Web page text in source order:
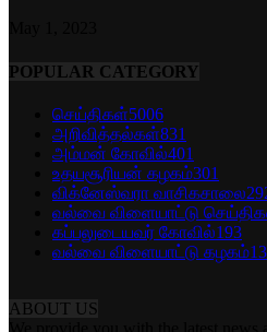
POPULAR CATEGORY
செய்திகள்5006
அறிவித்தல்கள்831
அம்மன் கோவில்401
உதயசூரியன் கழகம்301
விக்னேஸ்வரா வாசிகசாலை
வல்வை விளையாட்டு
கப்பலுடையவர் கோவில்193
வல்வை விளையாட்டு கழகம்
ABOUT US